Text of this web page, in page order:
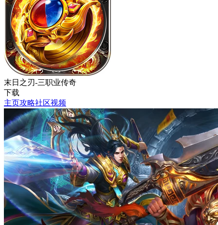
末日之刃-三职业传奇
下载
主页攻略社区视频